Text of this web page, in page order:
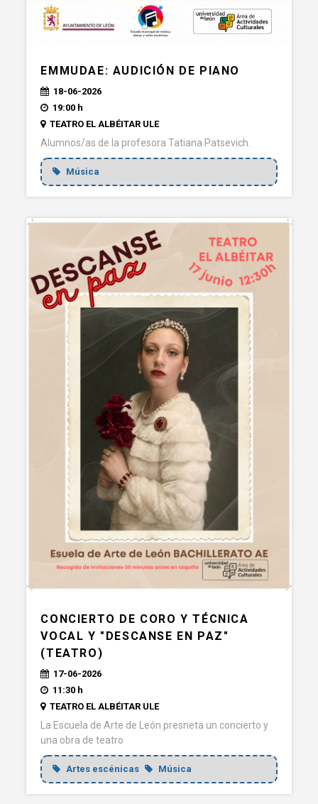
EMMUDAE: AUDICIÓN DE PIANO
18-06-2026
19:00 h
TEATRO EL ALBÉITAR ULE
Alumnos/as de la profesora Tatiana Patsevich.
Música
CONCIERTO DE CORO Y TÉCNICA
VOCAL Y "DESCANSE EN PAZ"
(TEATRO)
17-06-2026
11:30 h
TEATRO EL ALBÉITAR ULE
La Escuela de Arte de León presneta un concierto y
una obra de teatro
Artes escénicas Música